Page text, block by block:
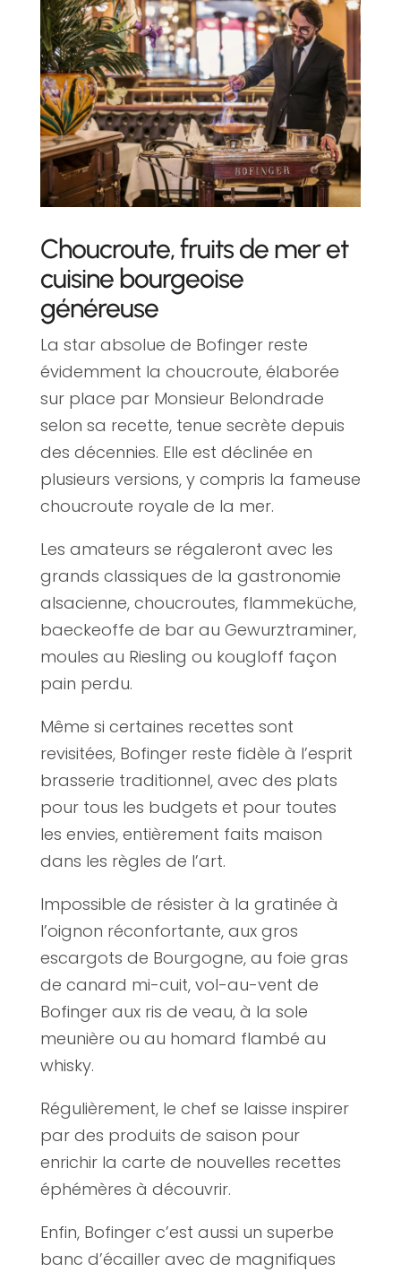
Choucroute, fruits de mer et
cuisine bourgeoise
généreuse
La star absolue de Bofinger reste
évidemment la choucroute, élaborée
sur place par Monsieur Belondrade
selon sa recette, tenue secrète depuis
des décennies. Elle est déclinée en
plusieurs versions, y compris la fameuse
choucroute royale de la mer.
Les amateurs se régaleront avec les
grands classiques de la gastronomie
alsacienne, choucroutes, flammeküche,
baeckeoffe de bar au Gewurztraminer,
moules au Riesling ou kougloff façon
pain perdu.
Même si certaines recettes sont
revisitées, Bofinger reste fidèle à l’esprit
brasserie traditionnel, avec des plats
pour tous les budgets et pour toutes
les envies, entièrement faits maison
dans les règles de l’art.
Impossible de résister à la gratinée à
l’oignon réconfortante, aux gros
escargots de Bourgogne, au foie gras
de canard mi-cuit, vol-au-vent de
Bofinger aux ris de veau, à la sole
meunière ou au homard flambé au
whisky.
Régulièrement, le chef se laisse inspirer
par des produits de saison pour
enrichir la carte de nouvelles recettes
éphémères à découvrir.
Enfin, Bofinger c’est aussi un superbe
banc d’écailler avec de magnifiques